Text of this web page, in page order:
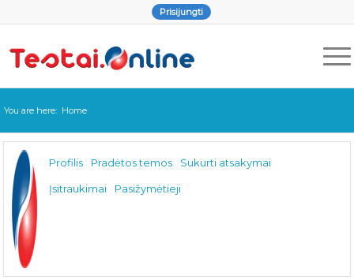
Prisijungti
You are here: Home
Profilis Pradėtos temos Sukurti atsakymai
Įsitraukimai Pasižymėtieji